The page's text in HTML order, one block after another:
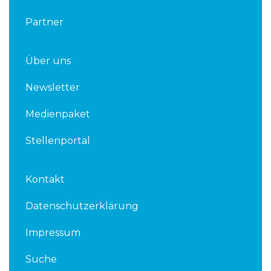
Partner
Über uns
Newsletter
Medienpaket
Stellenportal
Kontakt
Datenschutzerklärung
Impressum
Suche